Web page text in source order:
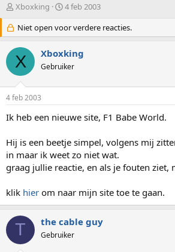
O
d
e
r
w
e
p
s
t
a
t
e
r
Xboxking
S
a
r
t
d
a
m
4 feb 2003
Niet open voor verdere reacties.
X Xboxking
Gebruiker
4 feb 2003
Ik heb een nieuwe site, F1 Babe World.
Hij is een beetje simpel, volgens mij
in maar ik weet zo niet wat.
graag jullie reactie, en als je fouten ziet,
klik hier om naar mijn site toe te gaan.
T the cable guy
Gebruiker